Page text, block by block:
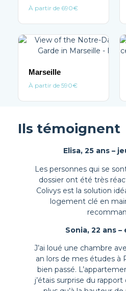
À partir de 690€
Marseille
À partir de 590€
Ils témoignent
Elisa, 25 ans –
Les personnes qui se
dossier ont été très
Colivys est la solution
logement clé en
Sonia, 22 ans
J’ai loué une chambre
an lors de mes études à
bien passé.
j’étais surprise du